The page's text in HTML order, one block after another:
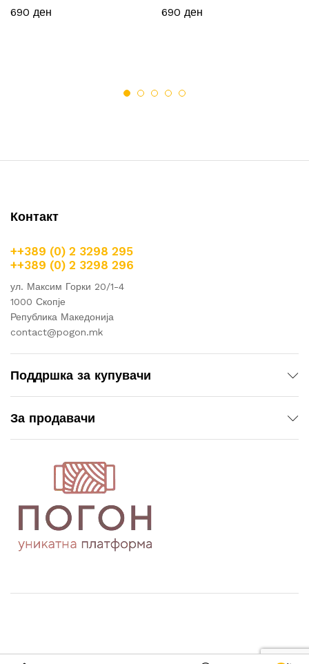
690 ден 690 ден
Контакт
++389 (0) 2 3298 295
++389 (0) 2 3298 296
ул. Максим Горки 20/1-4
1000 Скопје
Република Македонија
contact@pogon.mk
Поддршка за купувачи
За продавачи